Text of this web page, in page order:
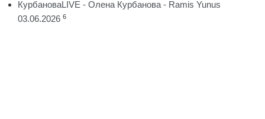
КурбановаLIVE - Олена Курбанова - Ramis Yunus
03.06.2026 6